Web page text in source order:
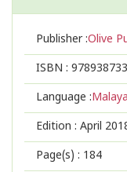
Publisher :Olive
ISBN :
Language :
Edition : April
Page(s) : 184